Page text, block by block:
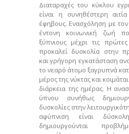
Διαταραχές του κύκλου
είναι η συνηθέστερη
έφηβους. Ενασχόληση με
έντονη κοινωνική ζωή
ξύπνιους μέχρι τις
προκαλεί δυσκολία στην
και γρήγορη εγκατάσταση
το νεαρό άτομο ξαγρυπνά
μέρος της νύκτας και
διάρκεια της ημέρας. Η
ύπνου συνήθως
δυσκολίες στην
αφύπνιση είναι
δημιουργούνται